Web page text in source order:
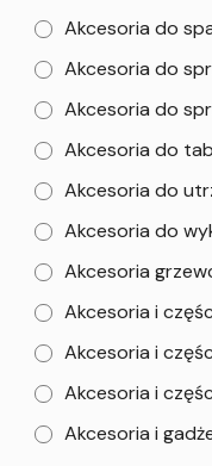
Akcesoria do
Akcesoria do
Akcesoria do
Akcesoria do
Akcesoria do
Akcesoria do
Akcesoria
Akcesoria i
Akcesoria i
Akcesoria i
Akcesoria i